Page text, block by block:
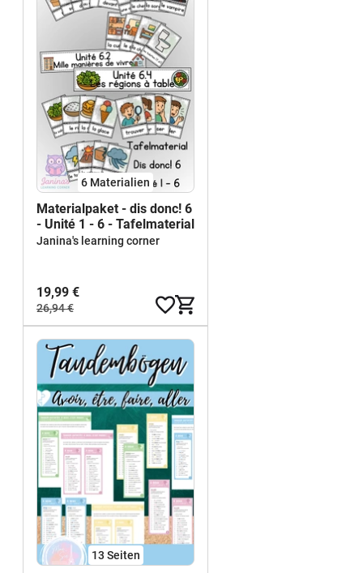
6 Materialien
Materialpaket - dis donc! 6
- Unité 1 - 6 - Tafelmaterial
Janina's learning corner
19,99 €
26,94 €
13 Seiten